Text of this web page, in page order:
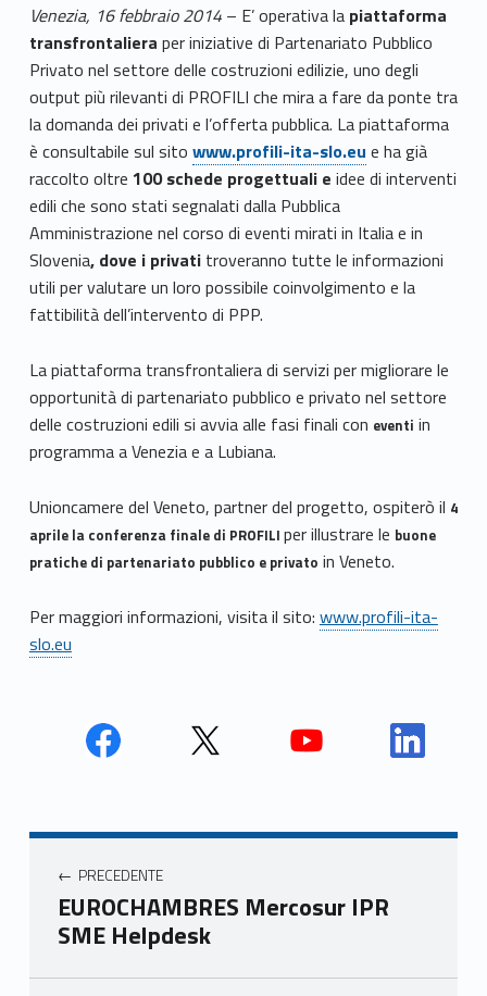
Venezia, 16 febbraio 2014– E’ operativa la piattaforma
transfrontaliera per iniziative di Partenariato Pubblico
Privato nel settore delle costruzioni edilizie, uno degli
output più rilevanti di PROFILI che mira a fare da ponte tra
la domanda dei privati e l’offerta pubblica. La piattaforma
è consultabile sul sito www.profili-ita-slo.eu e ha già
raccolto oltre 100 schede progettuali e idee di interventi
edili che sono stati segnalati dalla Pubblica
Amministrazione nel corso di eventi mirati in Italia e in
Slovenia, dove i privati troveranno tutte le informazioni
utili per valutare un loro possibile coinvolgimento e la
fattibilità dell’intervento di PPP.
La piattaforma transfrontaliera di servizi per migliorare le
opportunità di partenariato pubblico e privato nel settore
delle costruzioni edili si avvia alle fasi finali con eventi in
programma a Venezia e a Lubiana.
Unioncamere del Veneto, partner del progetto, ospiterò il 4
aprile la conferenza finale di PROFILI per illustrare le buone
pratiche di partenariato pubblico e privato in Veneto.
Per maggiori informazioni, visita il sito: www.profili-ita-
slo.eu
Unio
mer
e
Ven
Unio
e
Ven
Unio
e
Unio
Navigazione articoli
PRECEDENTE
EUROCHAMBRES Mercosur IPR
SME Helpdesk